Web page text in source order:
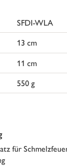
SFDI-WLA
13 cm
11 cm
550 g
für